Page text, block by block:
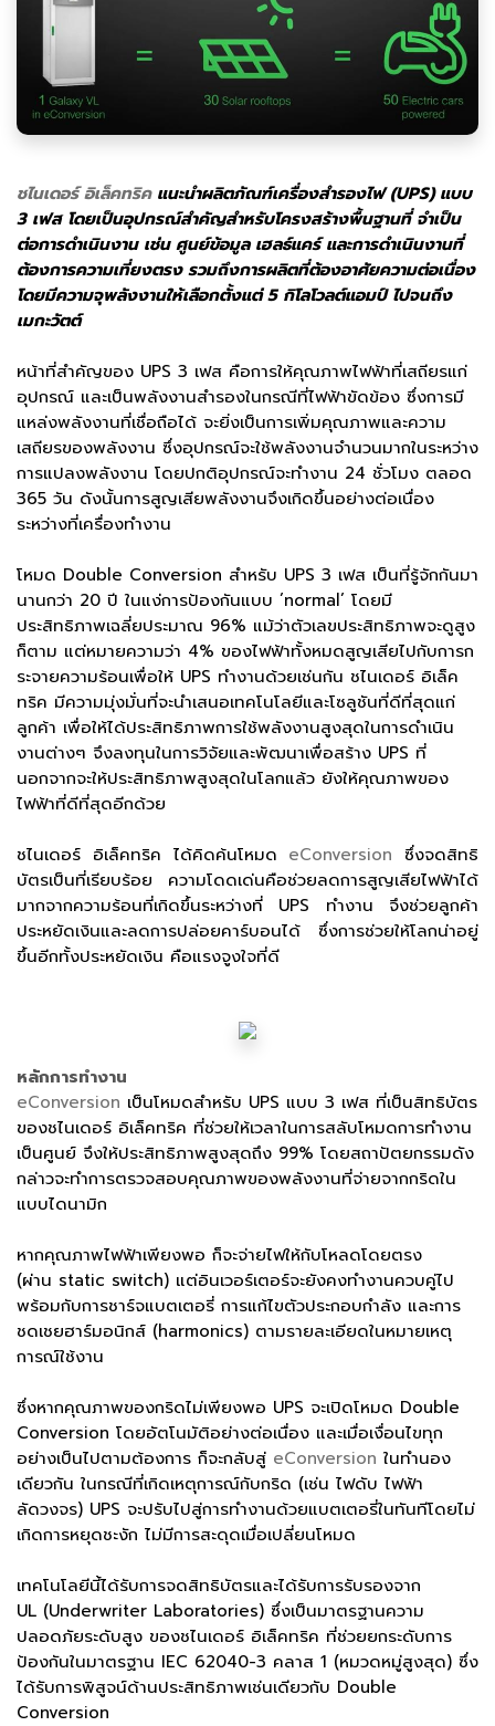
ชไนเดอร์ อิเล็คทริคแนะนำผลิตภัณฑ์เครื่องสำรองไฟ (UPS) แบบ
3 เฟส โดยเป็นอุปกรณ์สำคัญสำหรับโครงสร้างพื้นฐานที่ จำเป็น
ต่อการดำเนินงาน เช่น ศูนย์ข้อมูล เฮลธ์แคร์ และการดำเนินงานที่
ต้องการความเที่ยงตรง รวมถึงการผลิตที่ต้องอาศัยความต่อเนื่อง
โดยมีความจุพลังงานให้เลือกตั้งแต่ 5 กิโลโวลต์แอมป์ ไปจนถึง
เมกะวัตต์
หน้าที่สำคัญของ UPS 3 เฟส คือการให้คุณภาพไฟฟ้าที่เสถียรแก่
อุปกรณ์ และเป็นพลังงานสำรองในกรณีที่ไฟฟ้าขัดข้อง ซึ่งการมี
แหล่งพลังงานที่เชื่อถือได้ จะยิ่งเป็นการเพิ่มคุณภาพและความ
เสถียรของพลังงาน ซึ่งอุปกรณ์จะใช้พลังงานจำนวนมากในระหว่าง
การแปลงพลังงาน โดยปกติอุปกรณ์จะทำงาน 24 ชั่วโมง ตลอด
365 วัน ดังนั้นการสูญเสียพลังงานจึงเกิดขึ้นอย่างต่อเนื่อง
ระหว่างที่เครื่องทำงาน
โหมด Double Conversion สำหรับ UPS 3 เฟส เป็นที่รู้จักกันมา
นานกว่า 20 ปี ในแง่การป้องกันแบบ ’normal’ โดยมี
ประสิทธิภาพเฉลี่ยประมาณ 96% แม้ว่าตัวเลขประสิทธิภาพจะดูสูง
ก็ตาม แต่หมายความว่า 4% ของไฟฟ้าทั้งหมดสูญเสียไปกับการก
ระจายความร้อนเพื่อให้ UPS ทำงานด้วยเช่นกัน ชไนเดอร์ อิเล็ค
ทริค มีความมุ่งมั่นที่จะนำเสนอเทคโนโลยีและโซลูชันที่ดีที่สุดแก่
ลูกค้า เพื่อให้ได้ประสิทธิภาพการใช้พลังงานสูงสุดในการดำเนิน
งานต่างๆ จึงลงทุนในการวิจัยและพัฒนาเพื่อสร้าง UPS ที่
นอกจากจะให้ประสิทธิภาพสูงสุดในโลกแล้ว ยังให้คุณภาพของ
ไฟฟ้าที่ดีที่สุดอีกด้วย
ชไนเดอร์ อิเล็คทริค ได้คิดค้นโหมด eConversion ซึ่งจดสิทธิ
บัตรเป็นที่เรียบร้อย ความโดดเด่นคือช่วยลดการสูญเสียไฟฟ้าได้
มากจากความร้อนที่เกิดขึ้นระหว่างที่ UPS ทำงาน จึงช่วยลูกค้า
ประหยัดเงินและลดการปล่อยคาร์บอนได้ ซึ่งการช่วยให้โลกน่าอยู่
ขึ้นอีกทั้งประหยัดเงิน คือแรงจูงใจที่ดี
หลักการทำงาน
eConversion เป็นโหมดสำหรับ UPS แบบ 3 เฟส ที่เป็นสิทธิบัตร
ของชไนเดอร์ อิเล็คทริค ที่ช่วยให้เวลาในการสลับโหมดการทำงาน
เป็นศูนย์ จึงให้ประสิทธิภาพสูงสุดถึง 99% โดยสถาปัตยกรรมดัง
กล่าวจะทำการตรวจสอบคุณภาพของพลังงานที่จ่ายจากกริดใน
แบบไดนามิก
หากคุณภาพไฟฟ้าเพียงพอ ก็จะจ่ายไฟให้กับโหลดโดยตรง
(ผ่าน static switch) แต่อินเวอร์เตอร์จะยังคงทำงานควบคู่ไป
พร้อมกับการชาร์จแบตเตอรี่ การแก้ไขตัวประกอบกำลัง และการ
ชดเชยฮาร์มอนิกส์ (harmonics) ตามรายละเอียดในหมายเหตุ
การณ์ใช้งาน
ซึ่งหากคุณภาพของกริดไม่เพียงพอ UPS จะเปิดโหมด Double
Conversion โดยอัตโนมัติอย่างต่อเนื่อง และเมื่อเงื่อนไขทุก
อย่างเป็นไปตามต้องการ ก็จะกลับสู่ eConversion ในทำนอง
เดียวกัน ในกรณีที่เกิดเหตุการณ์กับกริด (เช่น ไฟดับ ไฟฟ้า
ลัดวงจร) UPS จะปรับไปสู่การทำงานด้วยแบตเตอรี่ในทันทีโดยไม่
เกิดการหยุดชะงัก ไม่มีการสะดุดเมื่อเปลี่ยนโหมด
เทคโนโลยีนี้ได้รับการจดสิทธิบัตรและได้รับการรับรองจาก
UL (Underwriter Laboratories) ซึ่งเป็นมาตรฐานความ
ปลอดภัยระดับสูง ของชไนเดอร์ อิเล็คทริค ที่ช่วยยกระดับการ
ป้องกันในมาตรฐาน IEC 62040-3 คลาส 1 (หมวดหมู่สูงสุด) ซึ่ง
ได้รับการพิสูจน์ด้านประสิทธิภาพเช่นเดียวกับ Double
Conversion